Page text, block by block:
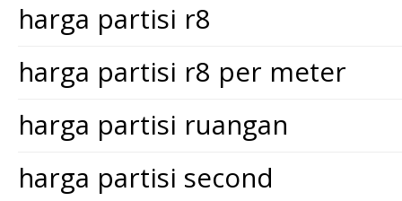
harga partisi r8
harga partisi r8 per meter
harga partisi ruangan
harga partisi second